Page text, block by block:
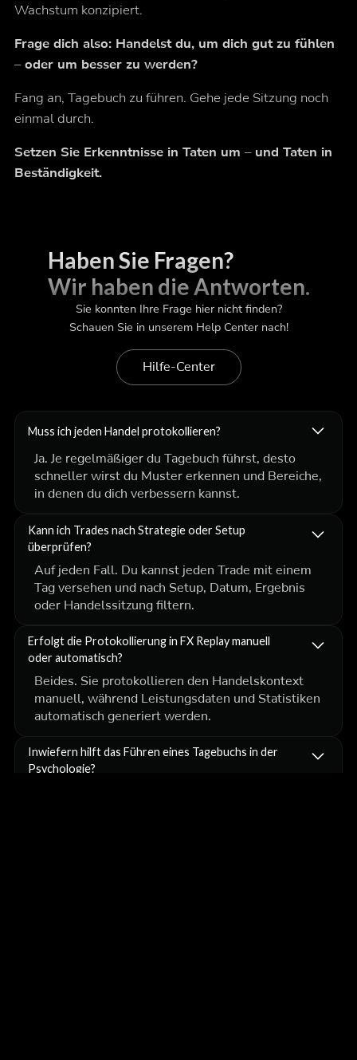
Wachstum konzipiert.
Frage dich also: Handelst du, um dich gut zu fühlen
– oder um besser zu werden?
Fang an, Tagebuch zu führen. Gehe jede Sitzung noch
einmal durch.
Setzen Sie Erkenntnisse in Taten um – und Taten in
Beständigkeit.
Haben Sie Fragen?
Wir haben die Antworten.
Sie konnten Ihre Frage hier nicht finden?
Schauen Sie in unserem Help Center nach!
Hilfe-Center
Muss ich jeden Handel protokollieren?
Ja. Je regelmäßiger du Tagebuch führst, desto
schneller wirst du Muster erkennen und Bereiche,
in denen du dich verbessern kannst.
Kann ich Trades nach Strategie oder Setup
überprüfen?
Auf jeden Fall. Du kannst jeden Trade mit einem
Tag versehen und nach Setup, Datum, Ergebnis
oder Handelssitzung filtern.
Erfolgt die Protokollierung in FX Replay manuell
oder automatisch?
Beides. Sie protokollieren den Handelskontext
manuell, während Leistungsdaten und Statistiken
automatisch generiert werden.
Inwiefern hilft das Führen eines Tagebuchs in der
Psychologie?